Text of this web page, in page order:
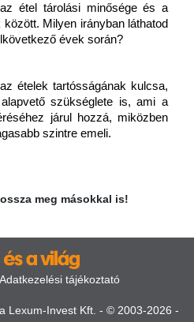
étel tárolási minősége és a
Milyen irányban láthatod
évek során?
ételek tartósságának kulcsa,
szükséglete is, ami a
járul hozzá, miközben
szintre emeli.
meg másokkal is!
Adatkezelési tájékoztató
Lexum-Invest Kft. - © 2003-2026 -